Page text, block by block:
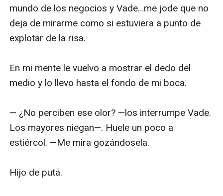
mundo de los negocios y Vade…me jode que no
deja de mirarme como si estuviera a punto de
explotar de la risa.
En mi mente le vuelvo a mostrar el dedo del
medio y lo llevo hasta el fondo de mi boca.
— ¿No perciben ese olor? —los interrumpe Vade.
Los mayores niegan—. Huele un poco a
estiércol. —Me mira gozándosela.
Hijo de puta.